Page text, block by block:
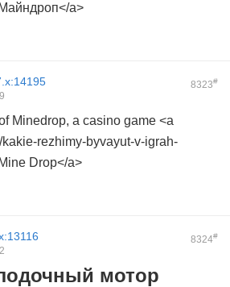
a>
8323#
Minedrop, a casino game <a
rezhimy-byvayut-v-igrah-
Drop</a>
8324#
мотор